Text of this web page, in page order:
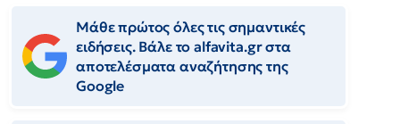
Μάθε πρώτος όλες τις σημαντικές
ειδήσεις. Βάλε το alfavita.gr στα
αποτελέσματα αναζήτησης της
Google